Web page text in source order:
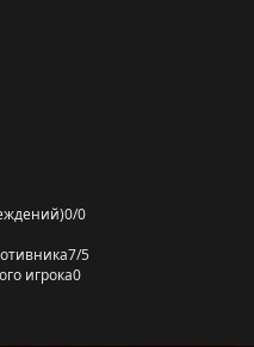
0/0
7/5
игрока0